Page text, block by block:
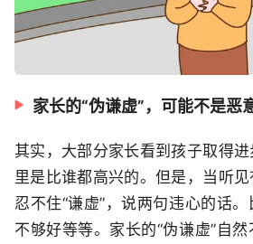
家长的“伪谦虚”，可能不是恶
其实，大部分家长看到孩子取得
里是比谁都高兴的。但是，当听
忍不住“谦虚”，说两句违心的话。
不够好等等。家长的“伪谦虚”自然